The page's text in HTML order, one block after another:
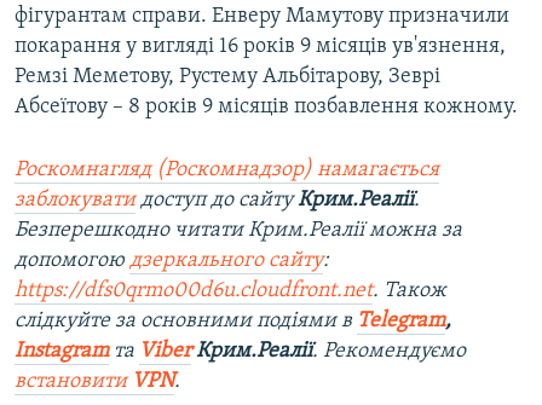
фігурантам справи. Енверу Мамутову призначили
покарання у вигляді 16 років 9 місяців ув'язнення,
Ремзі Меметову, Рустему Альбітарову, Зеврі
Абсеїтову – 8 років 9 місяців позбавлення кожному.
Роскомнагляд (Роскомнадзор) намагається
заблокуватидоступ до сайтуКрим.Реалії.
Безперешкодно читати Крим.Реалії можна за
допомогою дзеркального сайту:
https://dfs0qrmo00d6u.cloudfront.net. Також
слідкуйте за основними подіями в Telegram,
Instagramта ViberКрим.Реалії. Рекомендуємо
встановити VPN.